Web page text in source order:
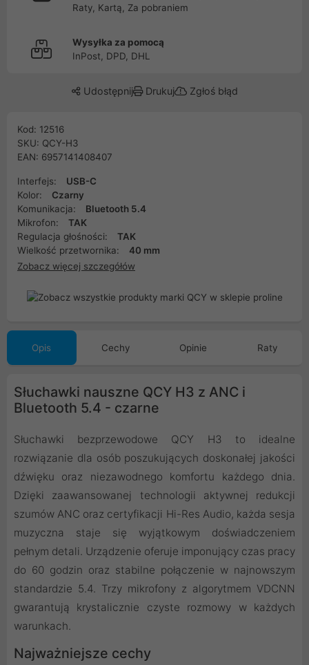
Raty, Kartą, Za pobraniem
Wysyłka za pomocą
InPost, DPD, DHL
Udostępnij Drukuj Zgłoś błąd
Kod: 12516
SKU: QCY-H3
EAN: 6957141408407
Interfejs:
USB-C
Kolor:
Czarny
Komunikacja:
Bluetooth 5.4
Mikrofon:
TAK
Regulacja głośności:
TAK
Wielkość przetwornika:
40 mm
Zobacz więcej szczegółów
Opis Cechy Opinie Raty
Słuchawki nauszne QCY H3 z ANC i
Bluetooth 5.4 - czarne
Słuchawki bezprzewodowe QCY H3 to idealne
rozwiązanie dla osób poszukujących doskonałej jakości
dźwięku oraz niezawodnego komfortu każdego dnia.
Dzięki zaawansowanej technologii aktywnej redukcji
szumów ANC oraz certyfikacji Hi-Res Audio, każda sesja
muzyczna staje się wyjątkowym doświadczeniem
pełnym detali. Urządzenie oferuje imponujący czas pracy
do 60 godzin oraz stabilne połączenie w najnowszym
standardzie 5.4. Trzy mikrofony z algorytmem VDCNN
gwarantują krystalicznie czyste rozmowy w każdych
warunkach.
Najważniejsze cechy